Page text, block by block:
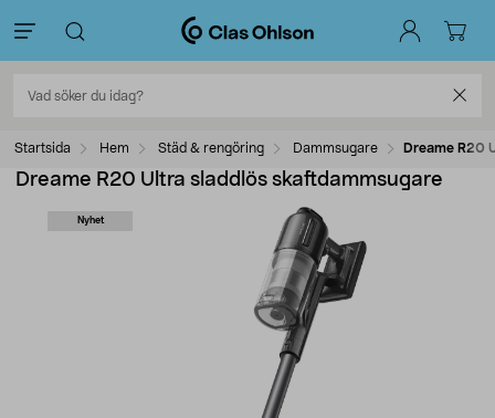
Startsida Hem Städ & rengöring Dammsugare Dreame R20
Dreame R20 Ultra sladdlös skaftdammsugare
Nyhet